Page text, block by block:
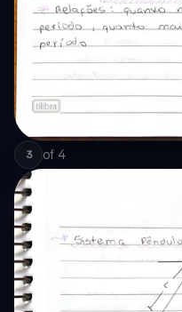
3 of 4